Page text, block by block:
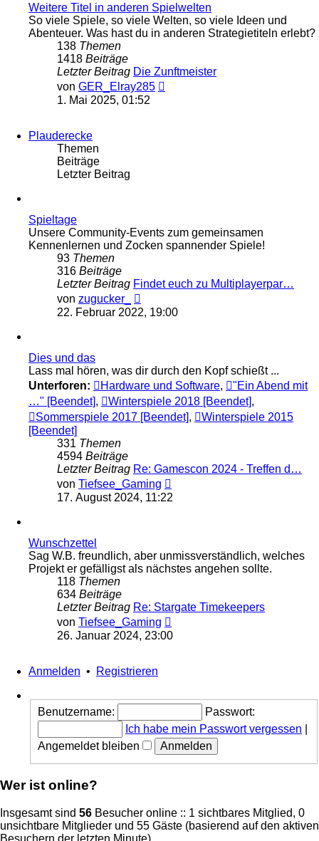
Weitere Titel in anderen Spielwelten
So viele Spiele, so viele Welten, so viele Ideen und
Abenteuer. Was hast du in anderen Strategietiteln erlebt?
138 Themen
1418 Beiträge
Letzter Beitrag Die Zunftmeister
von GER_Elray285
1. Mai 2025, 01:52
Plauderecke
Themen
Beiträge
Letzter Beitrag
Spieltage
Unsere Community-Events zum gemeinsamen
Kennenlernen und Zocken spannender Spiele!
93 Themen
316 Beiträge
Letzter Beitrag Findet euch zu Multiplayerpar…
von zugucker_
Beitrag
22. Februar 2022, 19:00
Dies und das
Lass mal hören, was dir durch den Kopf schießt ...
Unterforen:
Hardware und Software,
"Ein Abend mit
…" [Beendet], Winterspiele 2018 [Beendet],
Sommerspiele 2017 [Beendet],
Winterspiele 2015
[Beendet]
331 Themen
4594 Beiträge
Letzter Beitrag Re: Gamescon 2024 - Treffen d…
von Tiefsee_Gaming
Beitrag
17. August 2024, 11:22
Wunschzettel
Sag W.B. freundlich, aber unmissverständlich, welches
Projekt er gefälligst als nächstes angehen sollte.
118 Themen
634 Beiträge
Letzter Beitrag Re: Stargate Timekeepers
von Tiefsee_Gaming
Beitrag
26. Januar 2024, 23:00
Anmelden • Registrieren
Benutzername:
Passwort:
Ich habe mein Passwort vergessen
Angemeldet bleiben
Wer ist online?
Insgesamt sind 56 Besucher online :: 1 sichtbares Mitglied, 0
unsichtbare Mitglieder und 55 Gäste (basierend auf den aktiven
Besuchern der letzten Minute)